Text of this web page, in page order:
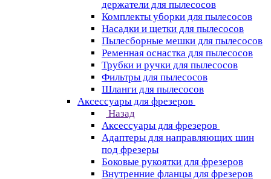
держатели для пылесосов
Комплекты уборки для пылесосов
Насадки и щетки для пылесосов
Пылесборные мешки для пылесосов
Ременная оснастка для пылесосов
Трубки и ручки для пылесосов
Фильтры для пылесосов
Шланги для пылесосов
Аксессуары для фрезеров
Назад
Аксессуары для фрезеров
Адаптеры для направляющих шин
под фрезеры
Боковые рукоятки для фрезеров
Внутренние фланцы для фрезеров